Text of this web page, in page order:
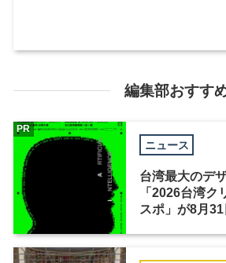
編集部おすす
ニュース
台湾最大のデ
「2026台湾ク
スポ」が8月
PR